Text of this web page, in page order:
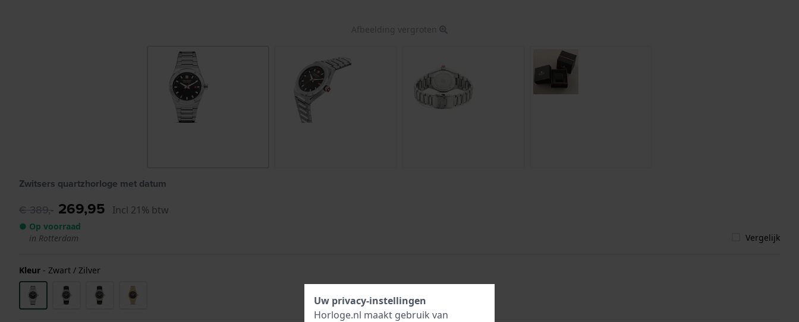
Afbeelding vergroten
Zwitsers quartzhorloge met datum
€ 389,- 269,95 Incl 21% btw
● Op voorraad
in Rotterdam
Vergelijk
Kleur - Zwart / Zilver
Uw privacy-instellingen
Horloge.nl maakt gebruik van